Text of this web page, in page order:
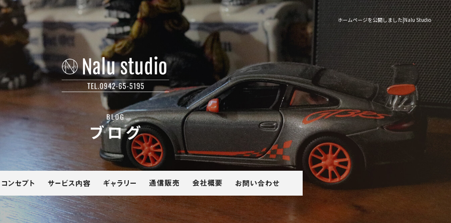
ホームページを公開しました|Nalu Studio